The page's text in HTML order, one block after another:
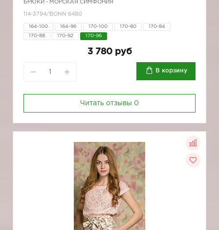
БРЮКИ - МОРСКАЯ СИМФОНИЯ
114-3794/BONN 6480
164-100 164-96 170-100 170-80 170-84
170-88 170-92 170-96
3 780 руб
В корзину
Читать отзывы 0